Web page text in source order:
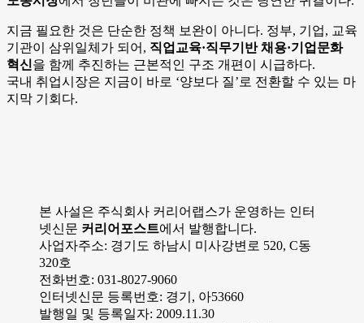
지금 필요한 것은 단순한 정책 보완이 아니다. 정부, 기업, 교육
기관이 삼위일체가 되어, 직업교육·직무기반 채용·기업문화
혁신을 함께 추진하는 근본적인 구조 개편이 시급하다.
국내 취업시장은 지금이 바로 ‘양보다 질’로 전환할 수 있는 마
지막 기회다.
본 사설은 주식회사 커리어랩스가 운영하는 인터
넷신문 커리어포스트에서 발행합니다.
사업자주소: 경기도 하남시 미사강변로 520, C동
320호
전화번호: 031-8027-9060
인터넷신문 등록번호: 경기, 아53660
발행일 및 등록일자: 2009.11.30